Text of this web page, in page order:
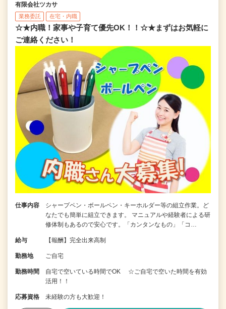
有限会社ツカサ
業務委託 在宅・内職
☆★内職！家事や子育て優先OK！！☆★まずはお気軽に
ご連絡ください！
仕事内容
シャープペン・ボールペン・キーホルダー等の組立作業。ど
なたでも簡単に組立できます。 マニュアルや経験者による研
修体制もあるので安心です。「カンタンなもの」「コ…
給与 【報酬】完全出来高制
勤務地 ご自宅
勤務時間
自宅で空いている時間でOK ☆ご自宅で空いた時間を有効
活用！！
応募資格 未経験の方も大歓迎！